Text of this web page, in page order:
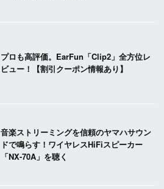
プロも高評価。EarFun「Clip2」全方位レ
ビュー！【割引クーポン情報あり】
音楽ストリーミングを信頼のヤマハサウン
ドで鳴らす！ワイヤレスHiFiスピーカー
「NX-70A」を聴く